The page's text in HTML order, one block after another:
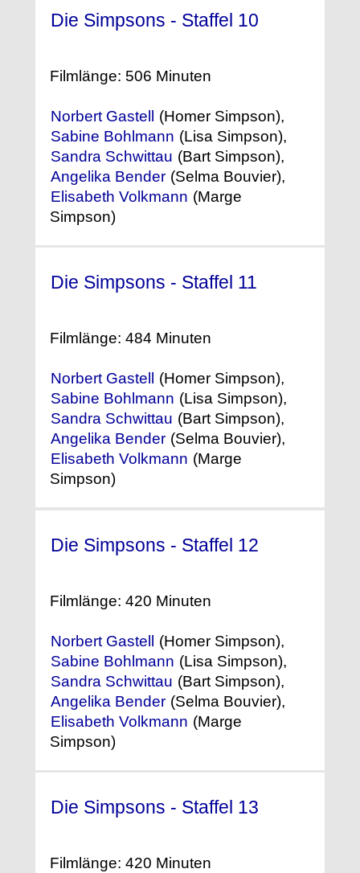
Die Simpsons - Staffel 10
Filmlänge: 506 Minuten
Norbert Gastell (Homer Simpson),
Sabine Bohlmann (Lisa Simpson),
Sandra Schwittau (Bart Simpson),
Angelika Bender (Selma Bouvier),
Elisabeth Volkmann (Marge
Simpson)
Die Simpsons - Staffel 11
Filmlänge: 484 Minuten
Norbert Gastell
(Homer Simpson),
Sabine Bohlmann (Lisa Simpson),
Sandra Schwittau (Bart Simpson),
Angelika Bender (Selma Bouvier),
Elisabeth Volkmann (Marge
Simpson)
Die Simpsons - Staffel 12
Filmlänge: 420 Minuten
Norbert Gastell (Homer Simpson),
Sabine Bohlmann (Lisa Simpson),
Sandra Schwittau (Bart Simpson),
Angelika Bender (Selma Bouvier),
Elisabeth Volkmann (Marge
Simpson)
Die Simpsons - Staffel 13
Filmlänge: 420 Minuten